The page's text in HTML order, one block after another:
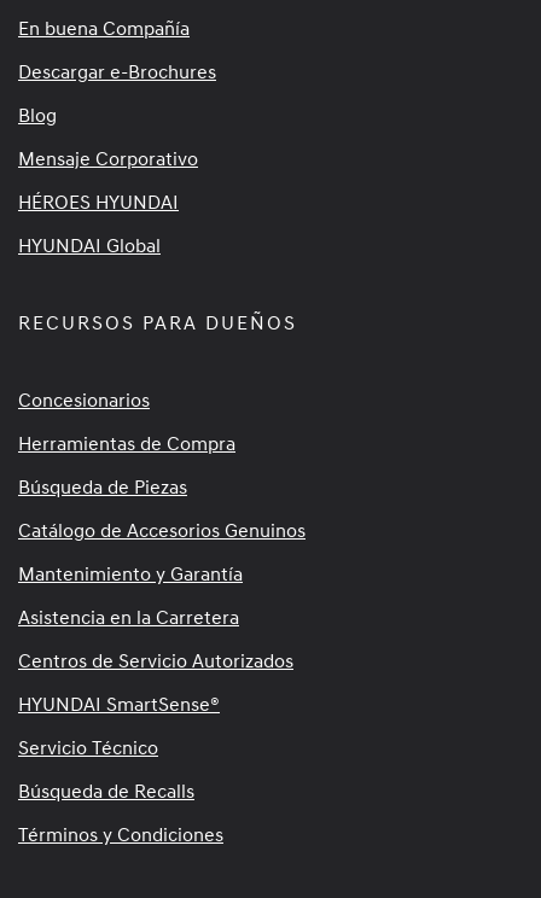
En buena Compañía
Descargar e-Brochures
Blog
Mensaje Corporativo
HÉROES HYUNDAI
HYUNDAI Global
RECURSOS PARA DUEÑOS
Concesionarios
Herramientas de Compra
Búsqueda de Piezas
Catálogo de Accesorios Genuinos
Mantenimiento y Garantía
Asistencia en la Carretera
Centros de Servicio Autorizados
HYUNDAI SmartSense®
Servicio Técnico
Búsqueda de Recalls
Términos y Condiciones